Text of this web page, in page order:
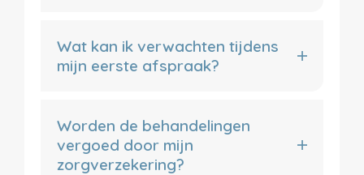
Wat kan ik verwachten tijdens
mijn eerste afspraak?
Worden de behandelingen
vergoed door mijn
zorgverzekering?